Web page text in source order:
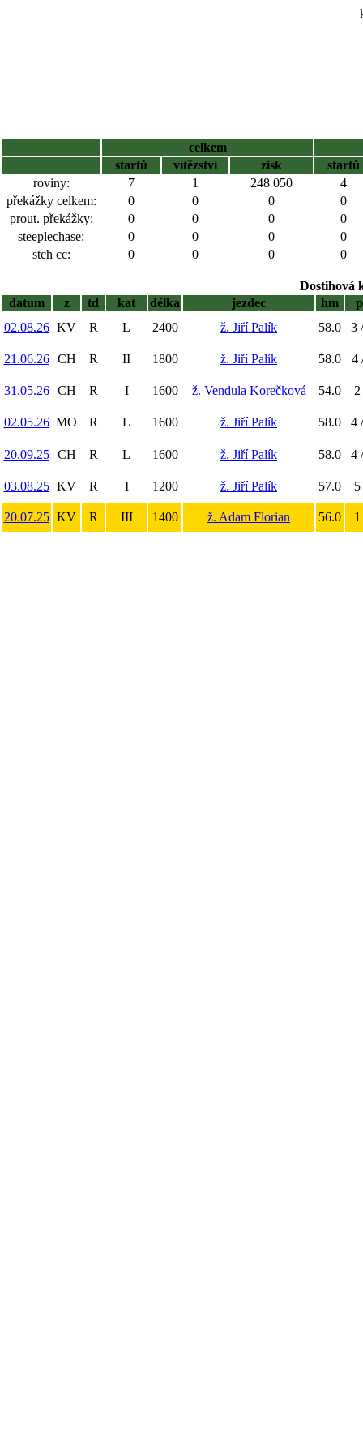
celkem
startů
vítězství zisk
startů
roviny:
7 1 248 050
4
překážky celkem:
0 0 0
0
prout. překážky:
0 0 0
0
steeplechase:
0 0 0
0
stch cc:
0 0 0 0
Dostihová
datum
z td kat délka jezdec hm
02.08.26 KV R L 2400 ž. Jiří Palík 58.0 3
21.06.26 CH R II 1800 ž. Jiří Palík 58.0 4
31.05.26 CH R I 1600 ž. Vendula Korečková 54.0
02.05.26 MO R L 1600 ž. Jiří Palík 58.0 4
20.09.25 CH R L 1600 ž. Jiří Palík 58.0 4
03.08.25 KV R I 1200 ž. Jiří Palík 57.0
20.07.25 KV R III 1400 ž. Adam Florian 56.0